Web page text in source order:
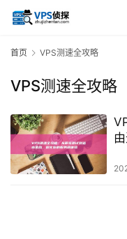
首页 VPS测速全攻略
VPS测速全攻略